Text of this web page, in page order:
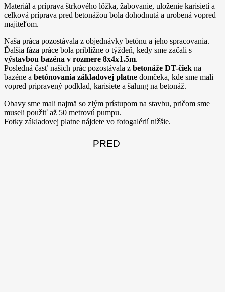
Materiál a príprava štrkového lôžka, žabovanie, uloženie karisietí a
celková príprava pred betonážou bola dohodnutá a urobená vopred
majiteľom.
Naša práca pozostávala z objednávky betónu a jeho spracovania.
Ďalšia fáza práce bola približne o týždeň, kedy sme začali s
výstavbou bazéna v rozmere 8x4x1.5m.
Posledná časť našich prác pozostávala z betonáže DT-čiek na
bazéne a betónovania základovej platne domčeka, kde sme mali
vopred pripravený podklad, karisiete a šalung na betonáž.
Obavy sme mali najmä so zlým prístupom na stavbu, pričom sme
museli použiť až 50 metrovú pumpu.
Fotky základovej platne nájdete vo fotogalérií nižšie.
PRED